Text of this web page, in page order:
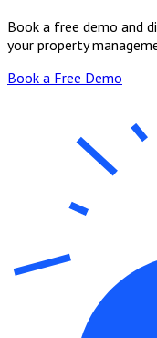
Book a free demo and
your property
Book a Free Demo